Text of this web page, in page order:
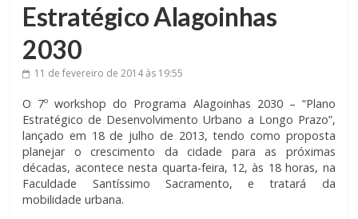
Estratégico Alagoinhas
2030
11 de fevereiro de 2014às 19:55
O 7º workshop do Programa Alagoinhas 2030 – “Plano
Estratégico de Desenvolvimento Urbano a Longo Prazo”,
lançado em 18 de julho de 2013, tendo como proposta
planejar o crescimento da cidade para as próximas
décadas, acontece nesta quarta-feira, 12, às 18 horas, na
Faculdade Santíssimo Sacramento, e tratará da
mobilidade urbana.